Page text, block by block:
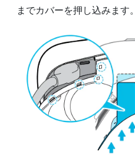
までカバーを押し込みます。